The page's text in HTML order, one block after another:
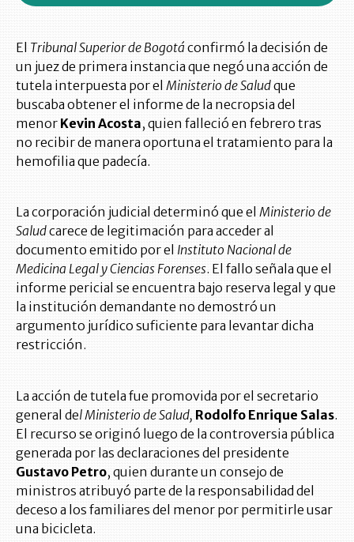
El Tribunal Superior de Bogotá confirmó la decisión de
un juez de primera instancia que negó una acción de
tutela interpuesta por el Ministerio de Saludque
buscaba obtener el informe de la necropsia del
menor Kevin Acosta, quien falleció en febrero tras
no recibir de manera oportuna el tratamiento para la
hemofilia que padecía.
La corporación judicial determinó que el Ministerio de
Saludcarece de legitimación para acceder al
documento emitido por el Instituto Nacional de
Medicina Legal y Ciencias Forenses. El fallo señala que el
informe pericial se encuentra bajo reserva legal y que
la institución demandante no demostró un
argumento jurídico suficiente para levantar dicha
restricción.
La acción de tutela fue promovida por el secretario
general del Ministerio de Salud, Rodolfo Enrique Salas.
El recurso se originó luego de la controversia pública
generada por las declaraciones del presidente
Gustavo Petro, quien durante un consejo de
ministros atribuyó parte de la responsabilidad del
deceso a los familiares del menor por permitirle usar
una bicicleta.